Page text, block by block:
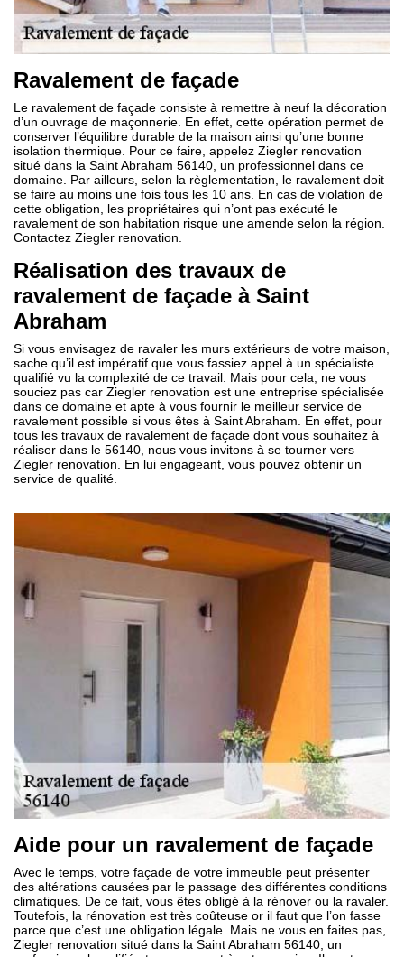
Ravalement de façade
Le ravalement de façade consiste à remettre à neuf la décoration
d’un ouvrage de maçonnerie. En effet, cette opération permet de
conserver l’équilibre durable de la maison ainsi qu’une bonne
isolation thermique. Pour ce faire, appelez Ziegler renovation
situé dans la Saint Abraham 56140, un professionnel dans ce
domaine. Par ailleurs, selon la règlementation, le ravalement doit
se faire au moins une fois tous les 10 ans. En cas de violation de
cette obligation, les propriétaires qui n’ont pas exécuté le
ravalement de son habitation risque une amende selon la région.
Contactez Ziegler renovation.
Réalisation des travaux de
ravalement de façade à Saint
Abraham
Si vous envisagez de ravaler les murs extérieurs de votre maison,
sache qu’il est impératif que vous fassiez appel à un spécialiste
qualifié vu la complexité de ce travail. Mais pour cela, ne vous
souciez pas car Ziegler renovation est une entreprise spécialisée
dans ce domaine et apte à vous fournir le meilleur service de
ravalement possible si vous êtes à Saint Abraham. En effet, pour
tous les travaux de ravalement de façade dont vous souhaitez à
réaliser dans le 56140, nous vous invitons à se tourner vers
Ziegler renovation. En lui engageant, vous pouvez obtenir un
service de qualité.
Aide pour un ravalement de façade
Avec le temps, votre façade de votre immeuble peut présenter
des altérations causées par le passage des différentes conditions
climatiques. De ce fait, vous êtes obligé à la rénover ou la ravaler.
Toutefois, la rénovation est très coûteuse or il faut que l’on fasse
parce que c’est une obligation légale. Mais ne vous en faites pas,
Ziegler renovation situé dans la Saint Abraham 56140, un